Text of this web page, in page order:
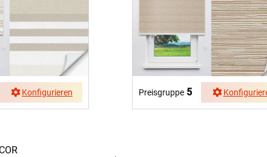
Konfigurieren Preisgruppe 5